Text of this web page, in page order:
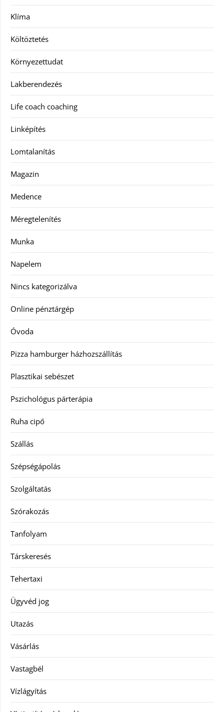
Klíma
Költöztetés
Környezettudat
Lakberendezés
Life coach coaching
Linképítés
Lomtalanítás
Magazin
Medence
Méregtelenítés
Munka
Napelem
Nincs kategorizálva
Online pénztárgép
Óvoda
Pizza hamburger házhozszállítás
Plasztikai sebészet
Pszichológus párterápia
Ruha cipő
Szállás
Szépségápolás
Szolgáltatás
Szórakozás
Tanfolyam
Társkeresés
Tehertaxi
Ügyvéd jog
Utazás
Vásárlás
Vastagbél
Vízlágyítás